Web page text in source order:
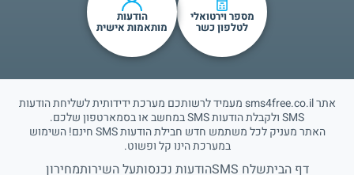
מספר וירטואלי
לטלפון כשר
הודעות
מותאמות אישית
אתר sms4free.co.il מעמיד לרשותכם מערכת ידידותית לשליחת הודעות
SMS ולקבלת הודעות SMS במחשב או בסמארטפון שלכם.
האתר מעניק לכל משתמש חדש חבילת הודעות SMS חינם! השימוש
במערכת הינו קל ופשוט.
דף הביתשלח SMS הודעות נכנסותעל השירותמחירון